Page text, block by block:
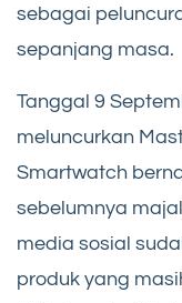
sebagai
sepanjang masa.
Tanggal 9
meluncurkan
Smartwatch
sebelumnya
media sosial
produk yang